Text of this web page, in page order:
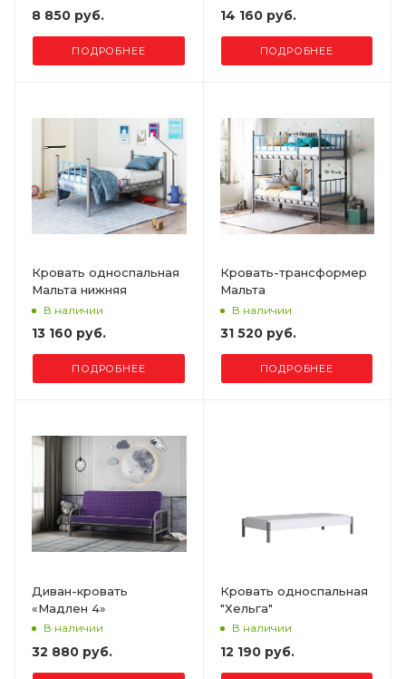
8 850 руб.
ПОДРОБНЕЕ
14 160 руб.
ПОДРОБНЕЕ
Кровать односпальная
Мальта нижняя
В наличии
13 160 руб.
ПОДРОБНЕЕ
Кровать-трансформер
Мальта
В наличии
31 520 руб.
ПОДРОБНЕЕ
Диван-кровать
«Мадлен 4»
В наличии
32 880 руб.
Кровать односпальная
"Хельга"
В наличии
12 190 руб.